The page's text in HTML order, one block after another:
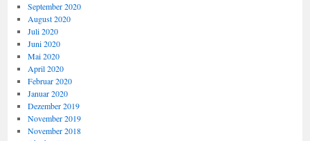
September 2020
August 2020
Juli 2020
Juni 2020
Mai 2020
April 2020
Februar 2020
Januar 2020
Dezember 2019
November 2019
November 2018